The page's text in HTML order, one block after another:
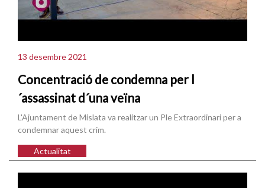
13 desembre 2021
Concentració de condemna per l
´assassinat d´una veïna
L'Ajuntament de Mislata va realitzar un Ple Extraordinari per a
condemnar aquest crim.
Actualitat